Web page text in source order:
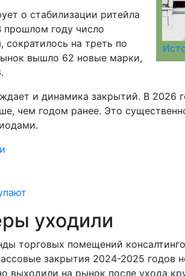
о стабилизации ритейла
прошлом году число
на треть по
вышло 62 новые марки,
и динамика закрытий. В 2026
чем годом ранее. Это
уходили
торговых помещений
закрытия 2024-2025 годов
выходили на рынок после ухода